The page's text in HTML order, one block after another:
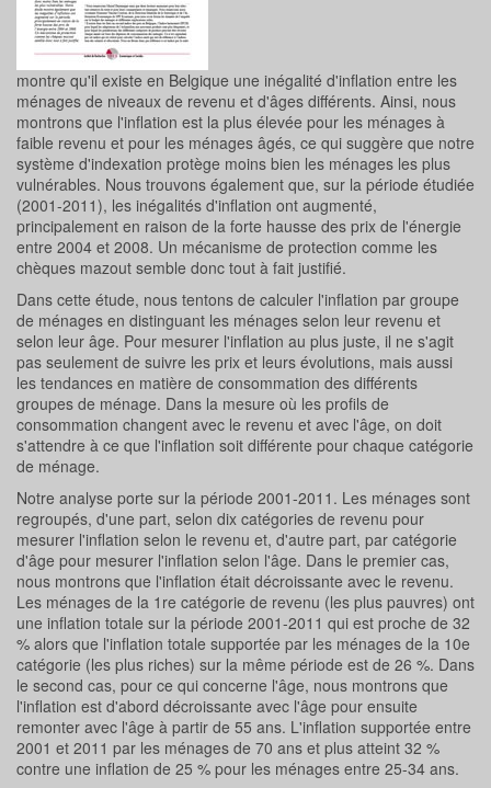
montre qu'il existe en Belgique une inégalité d'inflation entre les
ménages de niveaux de revenu et d'âges différents. Ainsi, nous
montrons que l'inflation est la plus élevée pour les ménages à
faible revenu et pour les ménages âgés, ce qui suggère que notre
système d'indexation protège moins bien les ménages les plus
vulnérables. Nous trouvons également que, sur la période étudiée
(2001-2011), les inégalités d'inflation ont augmenté,
principalement en raison de la forte hausse des prix de l'énergie
entre 2004 et 2008. Un mécanisme de protection comme les
chèques mazout semble donc tout à fait justifié.
Dans cette étude, nous tentons de calculer l'inflation par groupe
de ménages en distinguant les ménages selon leur revenu et
selon leur âge. Pour mesurer l'inflation au plus juste, il ne s'agit
pas seulement de suivre les prix et leurs évolutions, mais aussi
les tendances en matière de consommation des différents
groupes de ménage. Dans la mesure où les profils de
consommation changent avec le revenu et avec l'âge, on doit
s'attendre à ce que l'inflation soit différente pour chaque catégorie
de ménage.
Notre analyse porte sur la période 2001-2011. Les ménages sont
regroupés, d'une part, selon dix catégories de revenu pour
mesurer l'inflation selon le revenu et, d'autre part, par catégorie
d'âge pour mesurer l'inflation selon l'âge. Dans le premier cas,
nous montrons que l'inflation était décroissante avec le revenu.
Les ménages de la 1re catégorie de revenu (les plus pauvres) ont
une inflation totale sur la période 2001-2011 qui est proche de 32
% alors que l'inflation totale supportée par les ménages de la 10e
catégorie (les plus riches) sur la même période est de 26 %. Dans
le second cas, pour ce qui concerne l'âge, nous montrons que
l'inflation est d'abord décroissante avec l'âge pour ensuite
remonter avec l'âge à partir de 55 ans. L'inflation supportée entre
2001 et 2011 par les ménages de 70 ans et plus atteint 32 %
contre une inflation de 25 % pour les ménages entre 25-34 ans.